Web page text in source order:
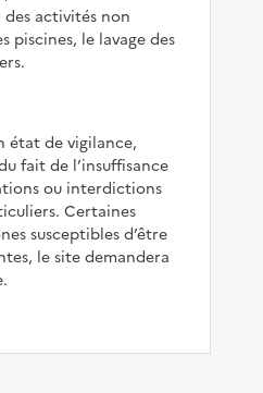
activités non
piscines, le lavage des
état de vigilance,
fait de l’insuffisance
ou interdictions
Certaines
susceptibles d’être
le site demandera